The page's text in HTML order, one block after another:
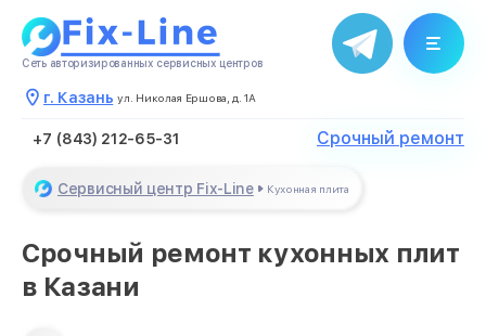
Сеть авторизированных сервисных центров
г. Казань ул. Николая Ершова, д. 1А
+7 (843) 212-65-31 Срочный ремонт
Сервисный центр Fix-Line Кухонная плита
Срочный ремонт кухонных плит
в Казани